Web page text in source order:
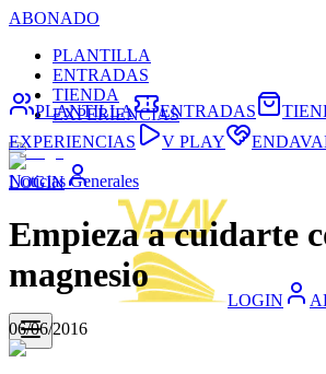
ABONADO
PLANTILLA
ENTRADAS
TIENDA
EXPERIENCIAS
LOGIN
LOGIN
PLANTILLA ENTRADAS
EXPERIENCIAS
V PLAY
Noticias Generales
Empieza a cuidarte
magnesio
06/06/2016